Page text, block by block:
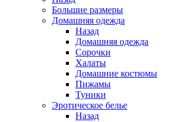
Большие размеры
Домашняя одежда
Назад
Домашняя одежда
Сорочки
Халаты
Домашние костюмы
Пижамы
Туники
Эротическое белье
Назад